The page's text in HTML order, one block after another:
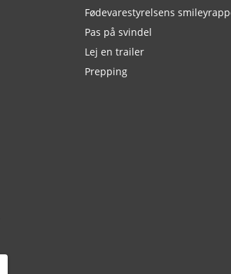
Fødevarestyrelsens
Pas på svindel
Lej en trailer
Prepping